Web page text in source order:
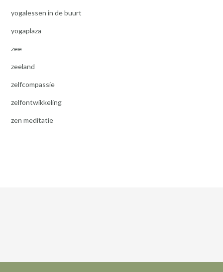
yogalessen in de buurt
yogaplaza
zee
zeeland
zelfcompassie
zelfontwikkeling
zen meditatie